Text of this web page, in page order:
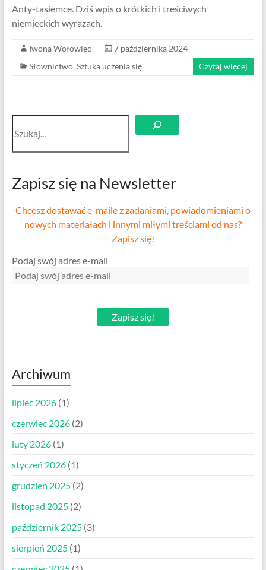
Anty-tasiemce. Dziś wpis o krótkich i treściwych
niemieckich wyrazach.
Iwona Wołowiec
7 października 2024
Słownictwo, Sztuka uczenia się Czytaj więcej
Szukaj
Zapisz się na Newsletter
Chcesz dostawać e-maile z zadaniami, powiadomieniami o
nowych materiałach i innymi miłymi treściami od nas?
Zapisz się!
Podaj swój adres e-mail
Zapisz się!
Archiwum
lipiec 2026(1)
czerwiec 2026(2)
luty 2026(1)
styczeń 2026(1)
grudzień 2025(2)
listopad 2025(2)
październik 2025(3)
sierpień 2025(1)